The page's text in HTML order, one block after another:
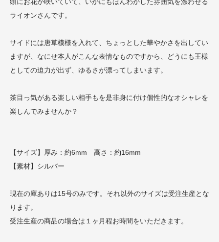
ライオンさんです。
サイドには唐草模様を入れて、ちょっとした華やかさを出してい
ますが、なにせ本人がこんな表情なものですから、どうにも王様
としての迫力が出ず、ゆるさが漂ってしまいます。
茶目っ気がある楽しい相手もを是非身に付け個性的なオシャレを
楽しんでみませんか？
【サイズ】厚み：約6mm 高さ：約16mm
【素材】シルバー
現在の庫ありは15号のみです。それ以外のサイズは受注生産とな
ります。
受注生産の商品の場合は１ヶ月程お時間をいただきます。